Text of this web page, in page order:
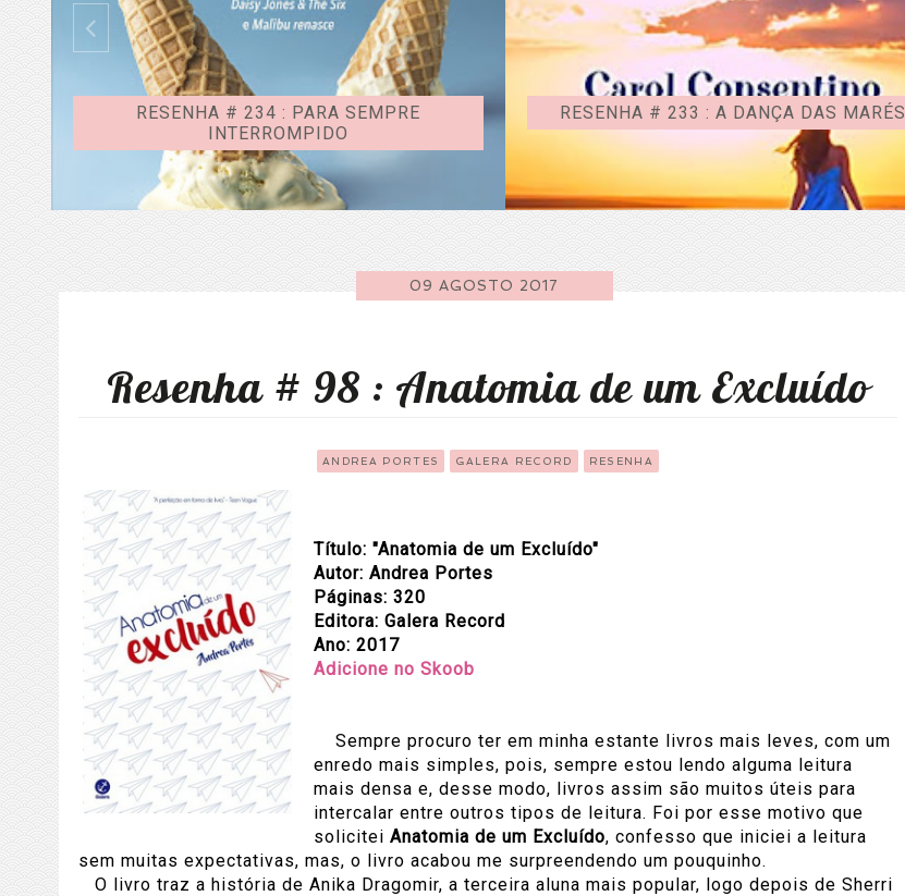
RESENHA # 234 : PARA SEMPRE
INTERROMPIDO
RESENHA # 233 : A DANÇA DAS MARÉS
09 AGOSTO 2017
Resenha # 98 : Anatomia de um Excluído
ANDREA PORTES GALERA RECORD RESENHA
Título: "Anatomia de um Excluído"
Autor: Andrea Portes
Páginas: 320
Editora: Galera Record
Ano: 2017
Adicione no Skoob
Sempre procuro ter em minha estante livros mais leves, com um
enredo mais simples, pois, sempre estou lendo alguma leitura
mais densa e, desse modo, livros assim são muitos úteis para
intercalar entre outros tipos de leitura. Foi por esse motivo que
solicitei Anatomia de um Excluído, confesso que iniciei a leitura
sem muitas expectativas, mas, o livro acabou me surpreendendo um pouquinho.
O livro traz a história de Anika Dragomir, a terceira aluna mais popular, logo depois de Sherri